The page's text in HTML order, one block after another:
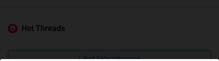
Hot Threads
Lihat Selengkapnya